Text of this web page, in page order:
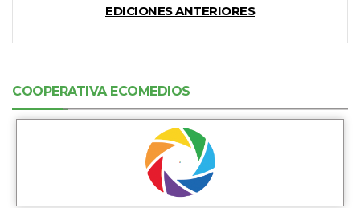
EDICIONES ANTERIORES
COOPERATIVA ECOMEDIOS